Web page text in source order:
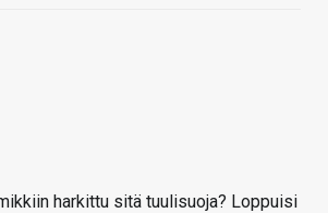
harkittu sitä tuulisuoja? Loppuisi